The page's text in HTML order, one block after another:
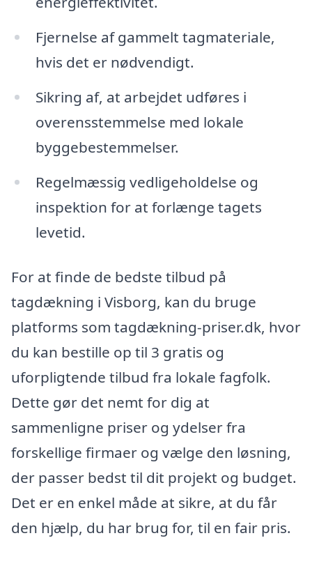
Fjernelse af gammelt tagmateriale,
hvis det er nødvendigt.
Sikring af, at arbejdet udføres i
overensstemmelse med lokale
byggebestemmelser.
Regelmæssig vedligeholdelse og
inspektion for at forlænge tagets
levetid.
For at finde de bedste tilbud på
tagdækning i Visborg, kan du bruge
platforms som tagdækning-priser.dk, hvor
du kan bestille op til 3 gratis og
uforpligtende tilbud fra lokale fagfolk.
Dette gør det nemt for dig at
sammenligne priser og ydelser fra
forskellige firmaer og vælge den løsning,
der passer bedst til dit projekt og budget.
Det er en enkel måde at sikre, at du får
den hjælp, du har brug for, til en fair pris.